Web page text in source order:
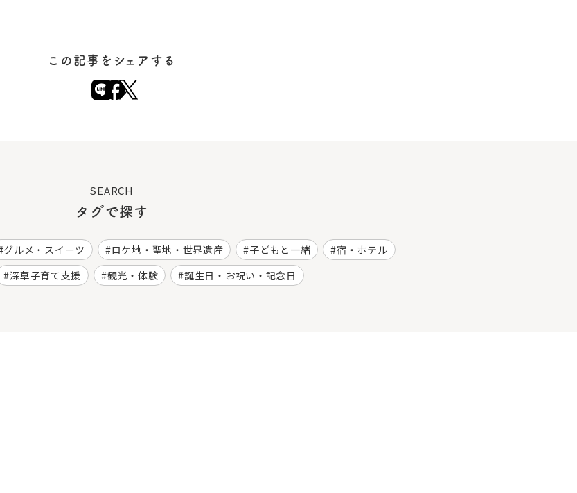
この記事をシェアする
SEARCH
タグで探す
グルメ・スイーツ ロケ地・聖地・世界遺産 子どもと一緒
宿・ホテル
深草子育て支援 観光・体験 誕生日・お祝い・記念日